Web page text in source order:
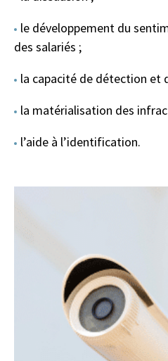
le développement du
des salariés ;
la capacité de détection et
la matérialisation des
l’aide à l’identification.